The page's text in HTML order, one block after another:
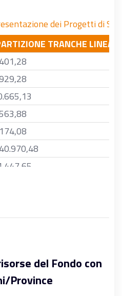
dei Progetti di
TRANCHE LINEA 2
del Fondo con
Province